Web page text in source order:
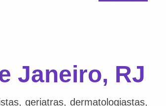
Janeiro, RJ
geriatras, dermatologiastas,